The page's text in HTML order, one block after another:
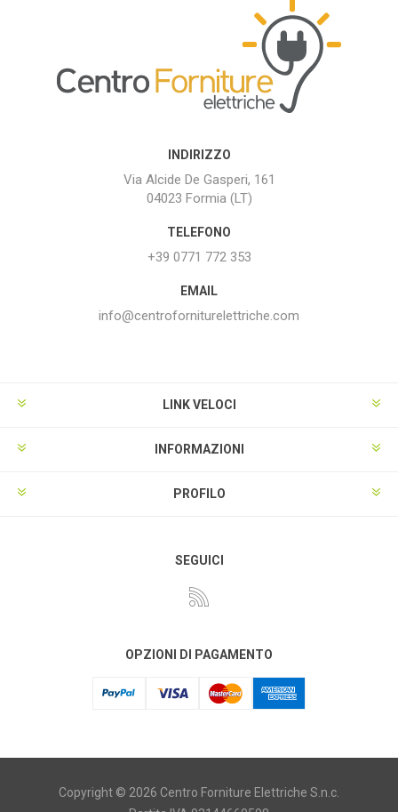
INDIRIZZO
Via Alcide De Gasperi, 161
04023 Formia (LT)
TELEFONO
+39 0771 772 353
EMAIL
info@centroforniturelettriche.com
LINK VELOCI
INFORMAZIONI
PROFILO
SEGUICI
OPZIONI DI PAGAMENTO
Copyright © 2026 Centro Forniture Elettriche S.n.c.